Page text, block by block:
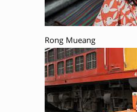
Rong Mueang